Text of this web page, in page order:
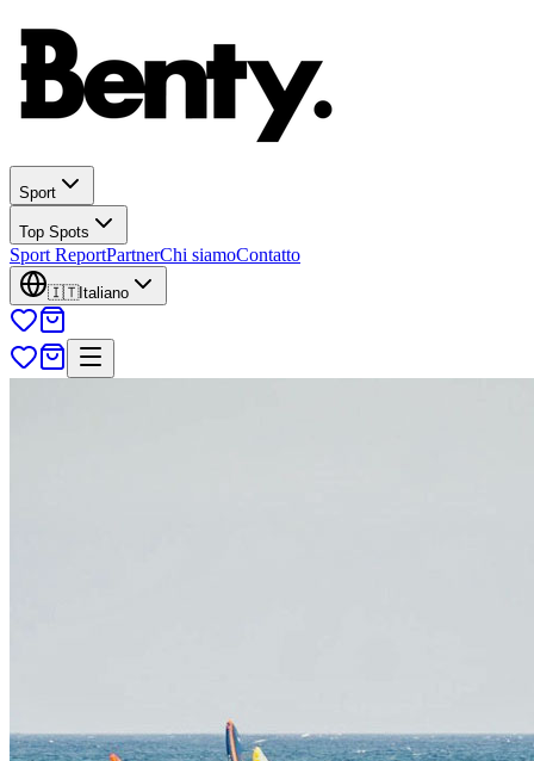
Sport
Top Spots
Sport ReportPartnerChi siamoContatto
🇮🇹Italiano